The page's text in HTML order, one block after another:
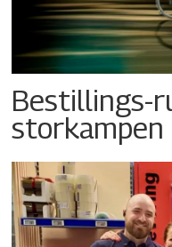
Bestillings-
storkampen